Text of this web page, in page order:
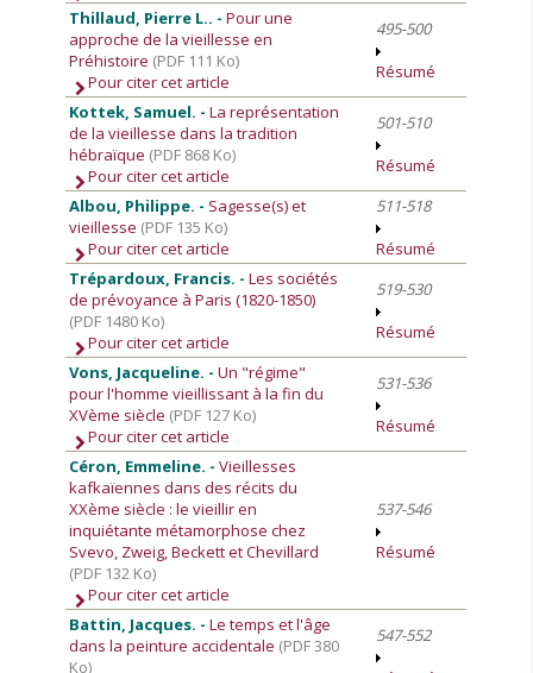
Thillaud, Pierre L.. -Pour une
approche de la vieillesse en
Préhistoire (PDF 111 Ko)
Pour citer cet article
495-500
Résumé
Kottek, Samuel. -La représentation
de la vieillesse dans la tradition
hébraïque (PDF 868 Ko)
Pour citer cet article
501-510
Résumé
Albou, Philippe. - Sagesse(s) et
vieillesse (PDF 135 Ko)
Pour citer cet article
511-518
Résumé
Trépardoux, Francis. -Les sociétés
de prévoyance à Paris (1820-1850)
(PDF 1480 Ko)
Pour citer cet article
519-530
Résumé
Vons, Jacqueline. -Un "régime"
pour l'homme vieillissant à la fin du
XVème siècle (PDF 127 Ko)
Pour citer cet article
531-536
Résumé
Céron, Emmeline. -Vieillesses
kafkaïennes dans des récits du
XXème siècle : le vieillir en
inquiétante métamorphose chez
Svevo, Zweig, Beckett et Chevillard
(PDF 132 Ko)
Pour citer cet article
537-546
Résumé
Battin, Jacques. -Le temps et l'âge
dans la peinture accidentale (PDF 380
Ko)
547-552